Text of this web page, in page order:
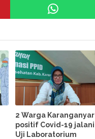
2 Warga Karanganyar
positif Covid-19 jalani
Uji Laboratorium